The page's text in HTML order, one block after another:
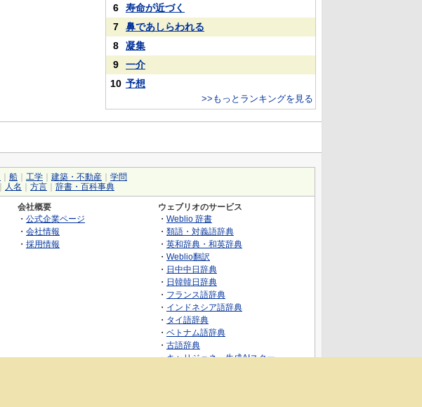
6
寿命が近づく
7
鼻であしらわれる
8
凝集
9
一介
10 予想
>>もっとランキングを見る
船 工学 建築・不動産
学問
人名 方言 辞書・百科事典
会社概要
・ 公式企業ページ
・ 会社情報
・ 採用情報
ウェブリオのサービス
・ Weblio 辞書
・ 類語・対義語辞典
・ 英和辞典・和英辞典
・ Weblio翻訳
・ 日中中日辞典
・ 日韓韓日辞典
・ フランス語辞典
・ インドネシア語辞典
・ タイ語辞典
・ ベトナム語辞典
・ 古語辞典
・キャリジェネ～生成AIスクー